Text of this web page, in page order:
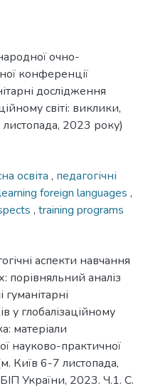
очно-
конференції
дослідження
світі: виклики,
листопада, 2023 року)
освіта , педагогічні
foreign languages ,
, training programs
аспекти навчання
порівняльний аналіз
гуманітарні
у глобалізаційному
матеріали
науково-практичної
Київ 6-7 листопада,
України, 2023. Ч.1. С.